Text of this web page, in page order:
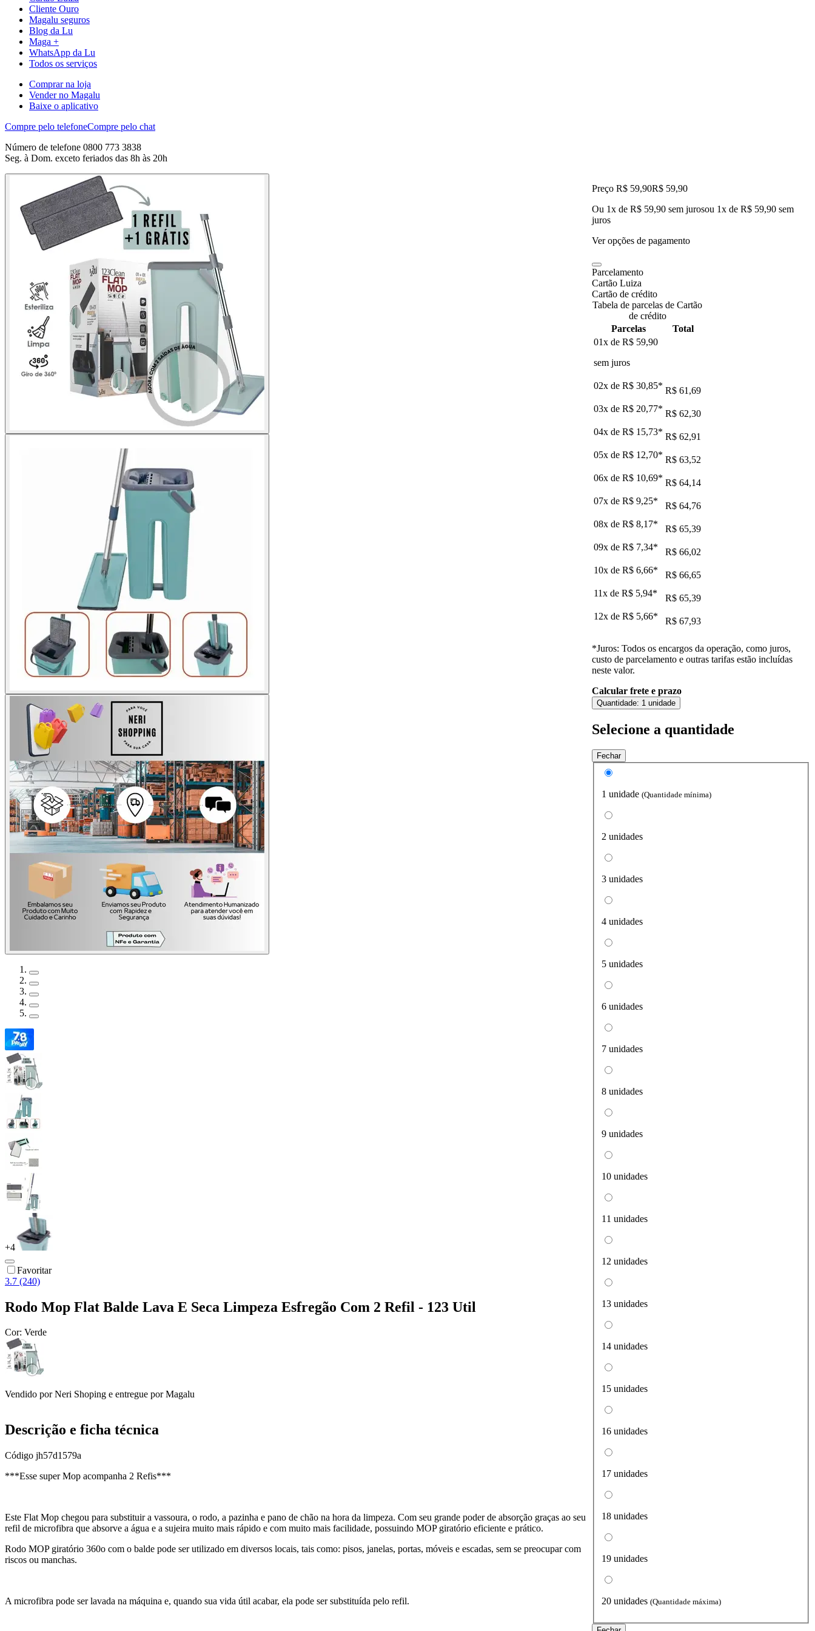
Cliente Ouro
Magalu seguros
Blog da Lu
Maga +
WhatsApp da Lu
Todos os serviços
Comprar na loja
Vender no Magalu
Baixe o aplicativo
Compre pelo telefoneCompre pelo chat
Número de telefone 0800 773 3838
Seg. à Dom. exceto feriados das 8h às 20h
+4
Favoritar
3.7 (240)
Rodo Mop Flat Balde Lava E Seca Limpeza Esfregão Com 2 Refil - 123 Util
Cor: Verde
Vendido porNeri Shoping e entregue por Magalu
Preço R$ 59,90R$ 59,90
Ou 1x de R$ 59,90 sem jurosou 1x de R$ 59,90 sem
juros
Ver opções de pagamento
Parcelamento
Cartão Luiza
Cartão de crédito
Tabela de parcelas de Cartão
de crédito
Parcelas
Total
01x de R$ 59,90
sem juros
02x de R$ 30,85* R$ 61,69
03x de R$ 20,77* R$ 62,30
04x de R$ 15,73* R$ 62,91
05x de R$ 12,70* R$ 63,52
06x de R$ 10,69* R$ 64,14
07x de R$ 9,25*
R$ 64,76
08x de R$ 8,17*
R$ 65,39
09x de R$ 7,34*
R$ 66,02
10x de R$ 6,66*
R$ 66,65
11x de R$ 5,94*
R$ 65,39
12x de R$ 5,66* R$ 67,93
*Juros: Todos os encargos da operação, como juros,
custo de parcelamento e outras tarifas estão incluídas
neste valor.
Calcular frete e prazo
Quantidade: 1 unidade
Selecione a quantidade
Fechar
1 unidade (Quantidade mínima)
2 unidades
3 unidades
4 unidades
5 unidades
6 unidades
7 unidades
8 unidades
9 unidades
10 unidades
11 unidades
12 unidades
13 unidades
14 unidades
15 unidades
16 unidades
17 unidades
18 unidades
19 unidades
20 unidades (Quantidade máxima)
Descrição e ficha técnica
Código jh57d1579a
***Esse super Mop acompanha 2 Refis***
Este Flat Mop chegou para substituir a vassoura, o rodo, a pazinha e pano de chão na hora da limpeza. Com seu grande poder de absorção graças ao seu
refil de microfibra que absorve a água e a sujeira muito mais rápido e com muito mais facilidade, possuindo MOP giratório eficiente e prático.
Rodo MOP giratório 360o com o balde pode ser utilizado em diversos locais, tais como: pisos, janelas, portas, móveis e escadas, sem se preocupar com
riscos ou manchas.
A microfibra pode ser lavada na máquina e, quando sua vida útil acabar, ela pode ser substituída pelo refil.